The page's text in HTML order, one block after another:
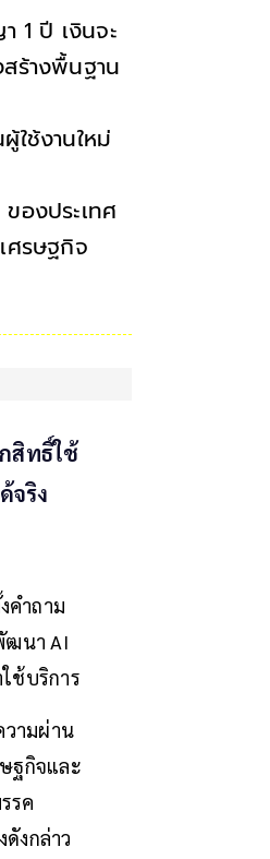
1 ปี เงินจะ
ร้างพื้นฐาน
ใช้งานใหม่
องประเทศ
ศรษฐกิจ
สิทธิ์ใช้
จริง
คำถาม
ฒนา AI
ช้บริการ
ามผ่าน
ฐกิจและ
รค
งกล่าว